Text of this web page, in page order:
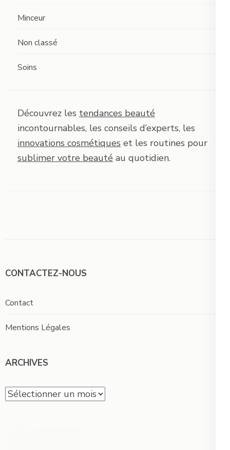
Minceur
Non classé
Soins
Découvrez les tendances beauté
incontournables, les conseils d’experts, les
innovations cosmétiques et les routines pour
sublimer votre beauté au quotidien.
CONTACTEZ-NOUS
Contact
Mentions Légales
ARCHIVES
Archives